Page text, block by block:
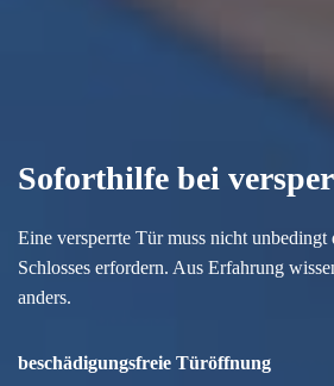
Soforthilfe bei
Eine versperrte Tür muss nicht unbedingt
Schlosses erfordern. Aus Erfahrung
anders.
beschädigungsfreie Türöffnung